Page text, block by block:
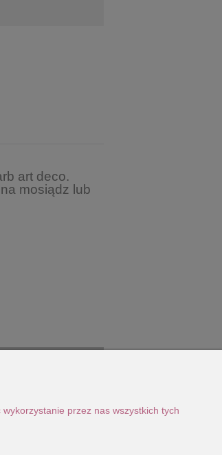
art deco.
mosiądz lub
przez nas wszystkich tych